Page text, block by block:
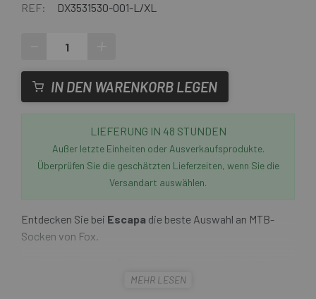
REF: DX3531530-001-L/XL
IN DEN WARENKORB LEGEN
LIEFERUNG IN 48 STUNDEN
Außer letzte Einheiten oder Ausverkaufsprodukte.
Überprüfen Sie die geschätzten Lieferzeiten, wenn Sie die
Versandart auswählen.
Entdecken Sie bei Escapa die beste Auswahl an MTB-
Socken von Fox.
Fox 8 Ranger Sockenihre Funktion mit
MEHR LESEN